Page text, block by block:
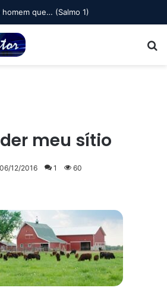
que… (Salmo 1)
meu sítio
06/12/2016 1 60